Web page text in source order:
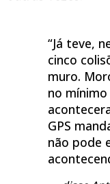
“Já teve,
cinco
muro.
no
GPS
não pode